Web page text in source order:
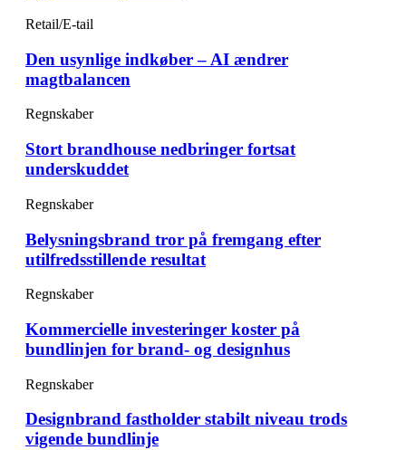
Retail/E-tail
Den usynlige indkøber – AI ændrer
magtbalancen
Regnskaber
Stort brandhouse nedbringer fortsat
underskuddet
Regnskaber
Belysningsbrand tror på fremgang efter
utilfredsstillende resultat
Regnskaber
Kommercielle investeringer koster på
bundlinjen for brand- og designhus
Regnskaber
Designbrand fastholder stabilt niveau trods
vigende bundlinje